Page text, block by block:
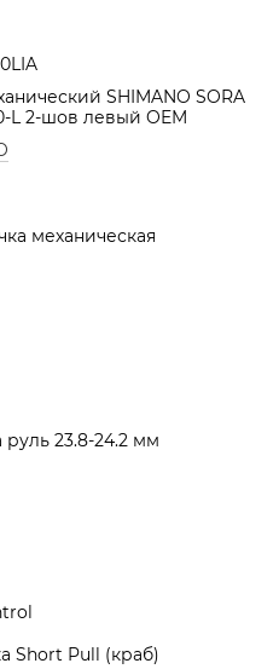
SHIMANO SORA
L 2-шов левый OEM
механическая
руль 23.8-24.2 мм
Short Pull (краб)